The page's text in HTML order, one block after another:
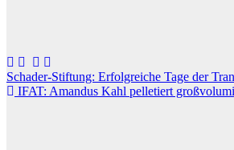
Beitragsnavigation
Schader-Stiftung: Erfolgreiche Tage der
IFAT: Amandus Kahl pelletiert